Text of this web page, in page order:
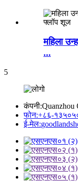
महिला
...
5
कंपनी:Quanzhou
फोन:+८६-
ई-मेल: